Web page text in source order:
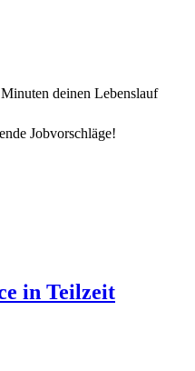
deinen Lebenslauf
Jobvorschläge!
in Teilzeit